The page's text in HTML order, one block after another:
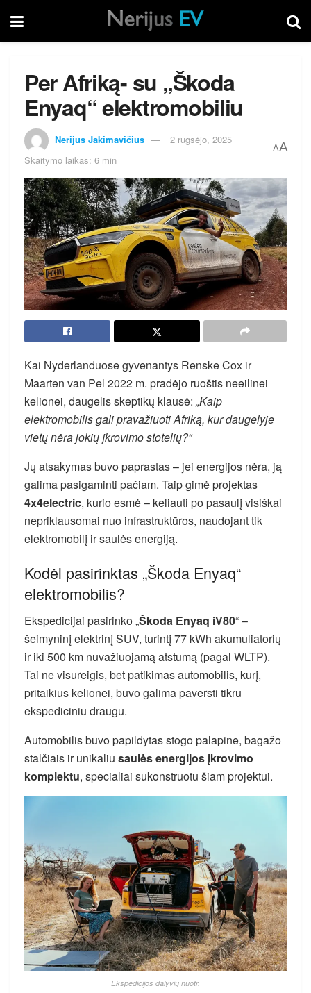
Per Afriką- su „Škoda
Enyaq“ elektromobiliu
Nerijus Jakimavičius
2 rugsėjo, 2025
Skaitymo laikas: 6 min
AA
Kai Nyderlanduose gyvenantys Renske Cox ir
Maarten van Pel 2022 m. pradėjo ruoštis neeilinei
kelionei, daugelis skeptikų klausė: „Kaip
elektromobilis gali pravažiuoti Afriką, kur daugelyje
vietų nėra jokių įkrovimo stotelių?“
Jų atsakymas buvo paprastas – jei energijos nėra, ją
galima pasigaminti pačiam. Taip gimė projektas
4x4electric, kurio esmė – keliauti po pasaulį visiškai
nepriklausomai nuo infrastruktūros, naudojant tik
elektromobilį ir saulės energiją.
Kodėl pasirinktas „Škoda Enyaq“
elektromobilis?
Ekspedicijai pasirinko „Škoda Enyaq iV80“ –
šeimyninį elektrinį SUV, turintį 77 kWh akumuliatorių
ir iki 500 km nuvažiuojamą atstumą (pagal WLTP).
Tai ne visureigis, bet patikimas automobilis, kurį,
pritaikius kelionei, buvo galima paversti tikru
ekspediciniu draugu.
Automobilis buvo papildytas stogo palapine, bagažo
stalčiais ir unikaliu saulės energijos įkrovimo
komplektu, specialiai sukonstruotu šiam projektui.
Ekspedicijos dalyvių nuotr.